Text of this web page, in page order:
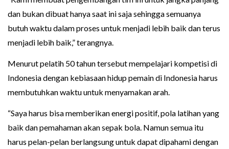
dan bukan dibuat hanya saat ini saja sehingga semuanya
butuh waktu dalam proses untuk menjadi lebih baik dan terus
menjadi lebih baik,” terangnya.
Menurut pelatih 50 tahun tersebut mempelajari kompetisi di
Indonesia dengan kebiasaan hidup pemain di Indonesia harus
membutuhkan waktu untuk menyamakan arah.
“Saya harus bisa memberikan energi positif, pola latihan yang
baik dan pemahaman akan sepak bola. Namun semua itu
harus pelan-pelan berlangsung untuk dapat dipahami dengan